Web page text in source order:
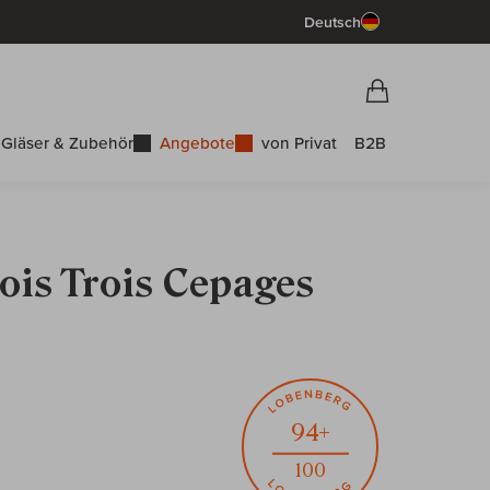
Deutsch
Gläser & Zubehör Angebote von Privat B2B
Trois Cepages
94+
100